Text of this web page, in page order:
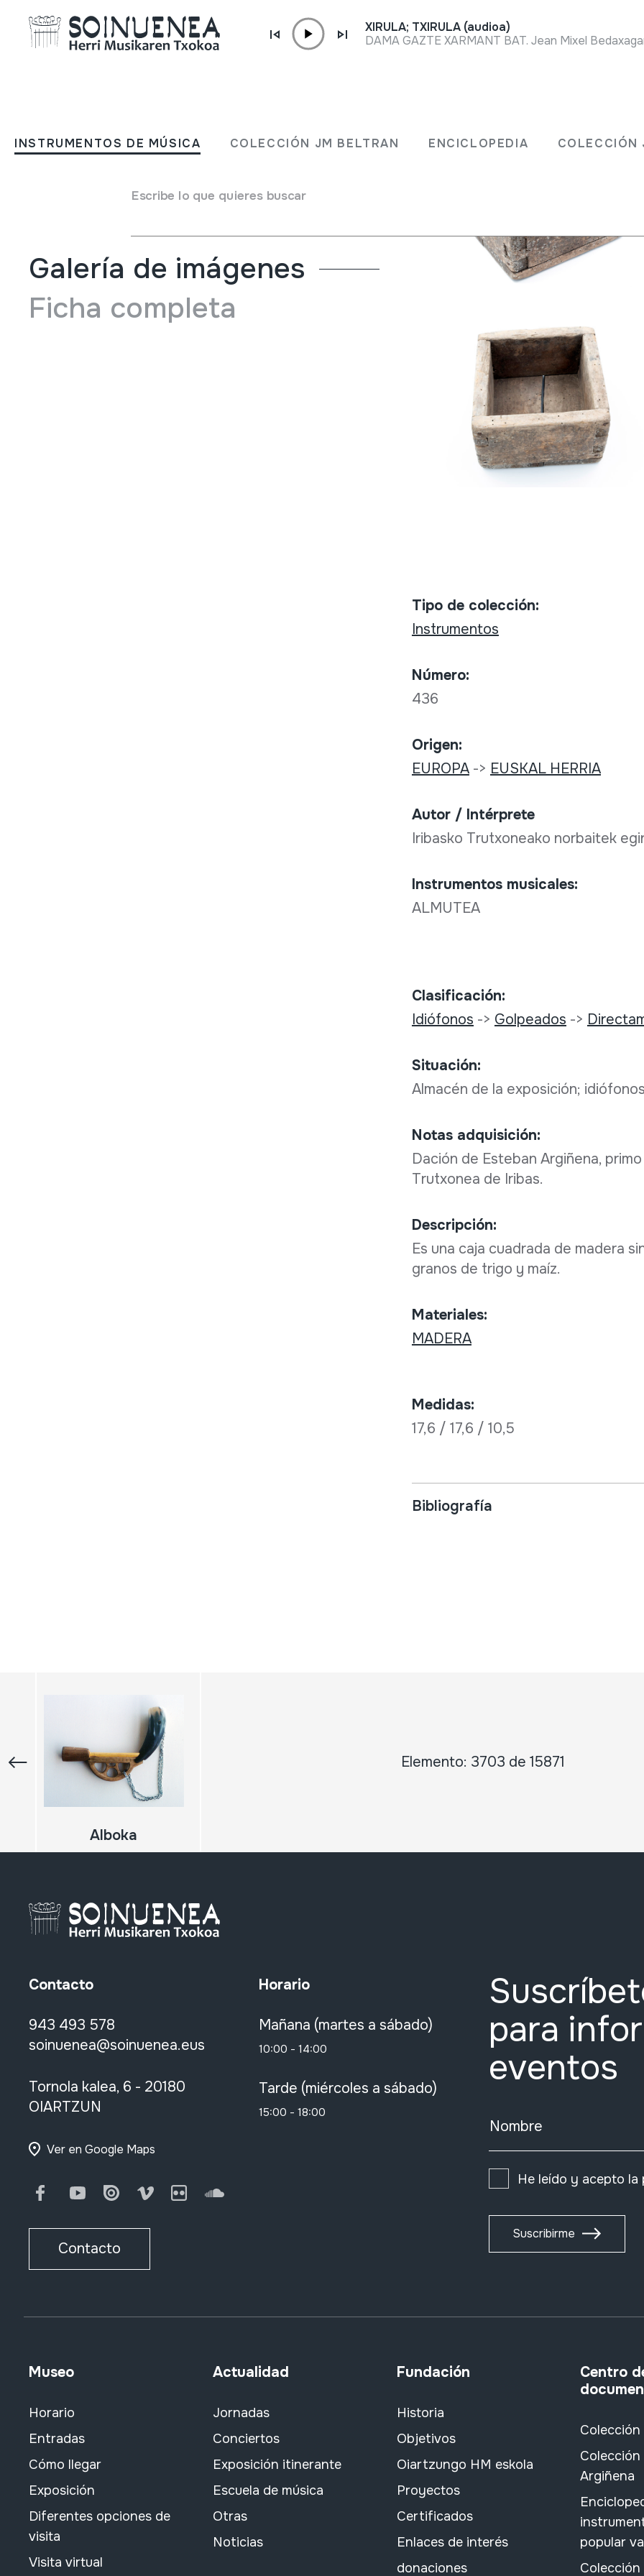
INSTRUMENTOS DE MÚSICA COLECCIÓN JM BELTRAN ENCICLOPEDIA COLECCIÓN
Escribe lo que quieres buscar
XIRULA; TXIRULA (audioa)
DAMA GAZTE XARMANT BAT. Jean Mixel
ALMUTEA
Tipo de Instrumento de música
Galería de imágenes
Ficha completa
Tipo de colección:
Instrumentos
Número:
436
Origen:
EUROPA-> EUSKAL HERRIA
Autor / Intérprete
Iribasko Trutxoneako norbaitek
Instrumentos musicales:
ALMUTEA
Clasificación:
Idiófonos -> Golpeados ->
Situación:
Almacén de la exposición;
Notas adquisición:
Dación de Esteban Argiñena,
Trutxonea de Iribas.
Descripción:
Es una caja cuadrada de madera
granos de trigo y maíz.
Materiales:
MADERA
Medidas:
17,6 / 17,6 / 10,5
Bibliografía
Elemento: 3703 de 15871
Alboka
Contacto
943 493 578
soinuenea@soinuenea.eus
Tornola kalea, 6 - 20180
OIARTZUN
Ver en Google Maps
FacebookYoutubeIssuu Vimeo FlickrSoundCloud
Contacto
Horario
Mañana (martes a sábado)
10:00 - 14:00
Tarde (miércoles a sábado)
15:00 - 18:00
para
eventos
Nombre
He leído y acepto la
Suscribirme
Museo
Horario
Entradas
Cómo llegar
Exposición
Diferentes opciones de
visita
Visita virtual
Actualidad
Jornadas
Conciertos
Exposición itinerante
Escuela de música
Otras
Noticias
Fundación
Historia
Objetivos
Oiartzungo HM eskola
Proyectos
Certificados
Enlaces de interés
donaciones
Centro
Argiñena
popular